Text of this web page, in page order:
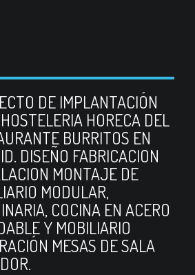
DE IMPLANTACIÓN
HORECA DEL
BURRITOS EN
DISEÑO FABRICACION
MONTAJE DE
MODULAR,
COCINA EN ACERO
Y MOBILIARIO
MESAS DE SALA